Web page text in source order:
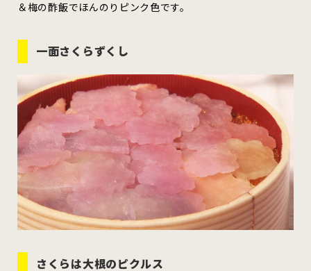
弘前市 黒石市
むつ市 十和田市
八戸市
すべてのエリアをみる
ホーム
公式Instagram
＆梅の酢飯でほんのりピンク色です。
一面さくらずくし
さくらは大根のピクルス